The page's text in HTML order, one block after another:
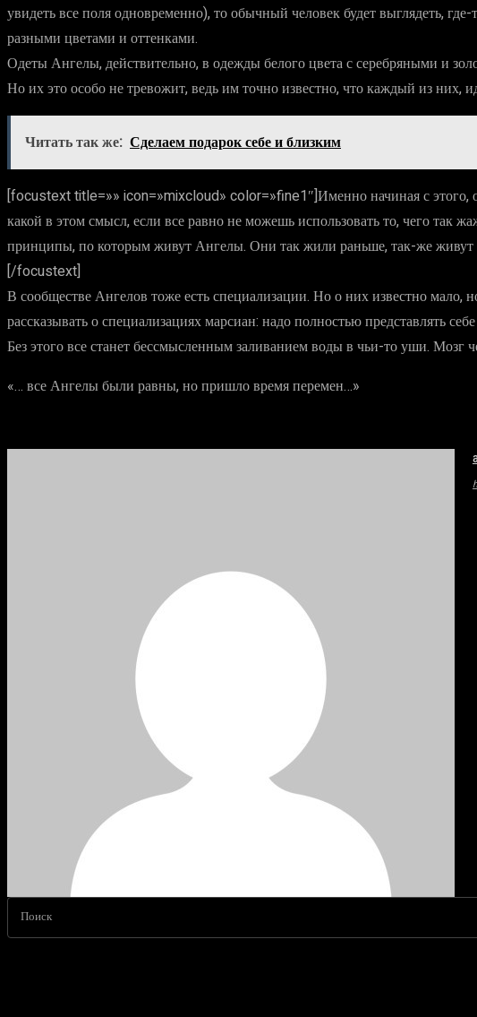
увидеть все поля одновременно), то обычный человек будет выглядеть,
разными цветами и оттенками.
Одеты Ангелы, действительно, в одежды белого цвета с серебряными и
Но их это особо не тревожит, ведь им точно известно, что каждый из
Читать так же: Сделаем подарок себе и близким
[focustext title=»» icon=»mixcloud» color=»fine1″]Именно начиная с этого,
какой в этом смысл, если все равно не можешь использовать то, чего так
принципы, по которым живут Ангелы. Они так жили раньше, так-же живут
[/focustext]
В сообществе Ангелов тоже есть специализации. Но о них известно мало,
рассказывать о специализациях марсиан: надо полностью представлять
Без этого все станет бессмысленным заливанием воды в чьи-то уши. Мозг
«… все Ангелы были равны, но пришло время перемен…»
Поиск